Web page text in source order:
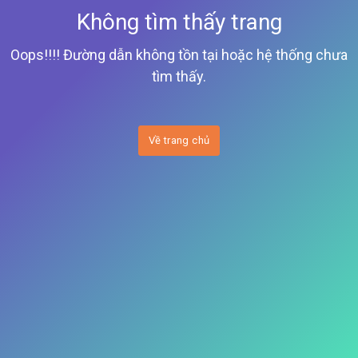
Không tìm thấy trang
Oops!!!! Đường dẫn không tồn tại hoặc hệ thống chưa
tìm thấy.
Về trang chủ